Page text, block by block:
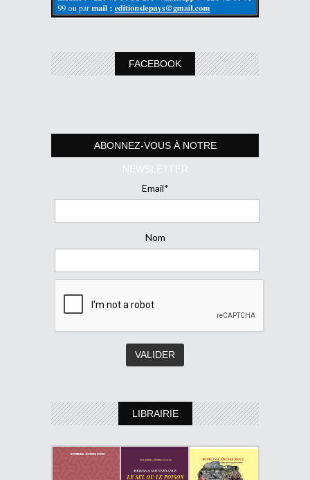
FACEBOOK
ABONNEZ-VOUS À NOTRE
NEWSLETTER
Email*
Nom
LIBRAIRIE